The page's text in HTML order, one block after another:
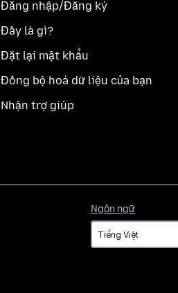
Đăng nhập/Đăng ký
Đây là gì?
Đặt lại mật khẩu
Đồng bộ hoá dữ liệu của bạn
Nhận trợ giúp
Ngôn ngữ
ngữ